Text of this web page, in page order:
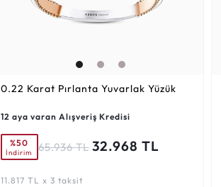
0.22 Karat Pırlanta Yuvarlak Yüzük
12 aya varan Alışveriş Kredisi
%50
İndirim 65.936 TL 32.968 TL
11.817 TL x 3 taksit